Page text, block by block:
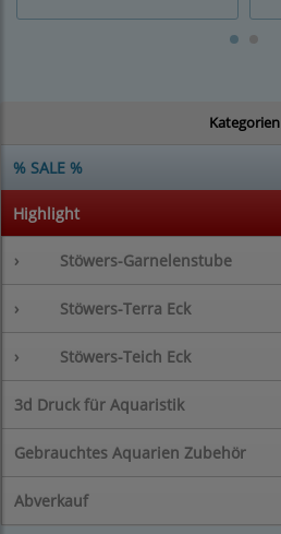
Kategorien
% SALE %
Highlight
› Stöwers-Garnelenstube
› Stöwers-Terra Eck
› Stöwers-Teich Eck
3d Druck für Aquaristik
Gebrauchtes Aquarien Zubehör
Abverkauf